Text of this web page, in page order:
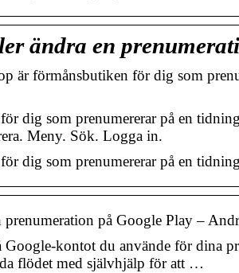
ändra en
är förmånsbutiken för dig som
dig som prenumererar på en
Meny. Sök. Logga in.
dig som prenumererar på en
prenumeration på Google Play –
kontot du använde för dina
flödet med självhjälp för att …